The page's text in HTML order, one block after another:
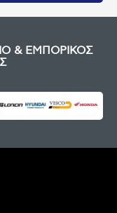
& ΕΜΠΟΡΙΚΟΣ